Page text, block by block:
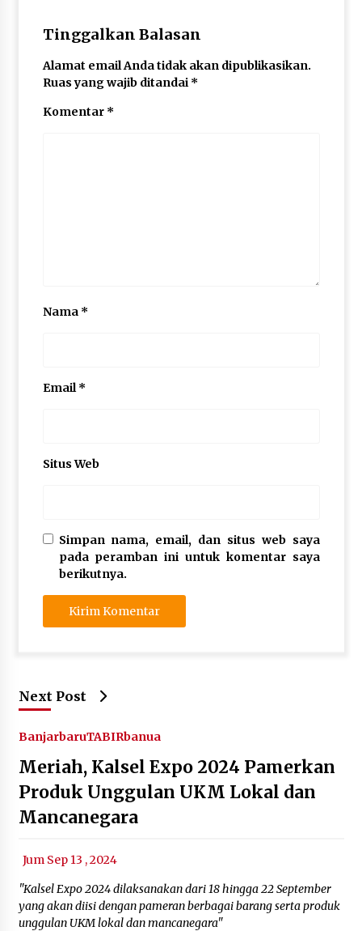
Tinggalkan Balasan
Alamat email Anda tidak akan dipublikasikan.
Ruas yang wajib ditandai *
Komentar *
Nama *
Email *
Situs Web
Simpan nama, email, dan situs web saya
pada peramban ini untuk komentar saya
berikutnya.
Next Post
BanjarbaruTABIRbanua
Meriah, Kalsel Expo 2024 Pamerkan
Produk Unggulan UKM Lokal dan
Mancanegara
Jum Sep 13 , 2024
"Kalsel Expo 2024 dilaksanakan dari 18 hingga 22 September
yang akan diisi dengan pameran berbagai barang serta produk
unggulan UKM lokal dan mancanegara"